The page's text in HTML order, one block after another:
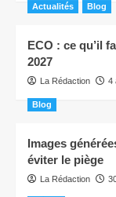
Actualités Blog
ECO : ce qu’il
2027
La Rédaction 4
Blog
Images
éviter le piège
La Rédaction